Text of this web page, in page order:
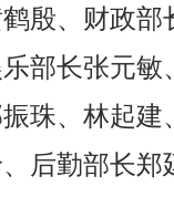
殷、财政部
部长张元敏
珠、林起建
后勤部长郑